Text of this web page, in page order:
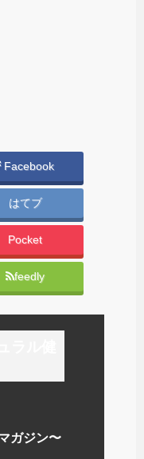
Facebook
はてブ
Pocket
feedly
ガジン〜